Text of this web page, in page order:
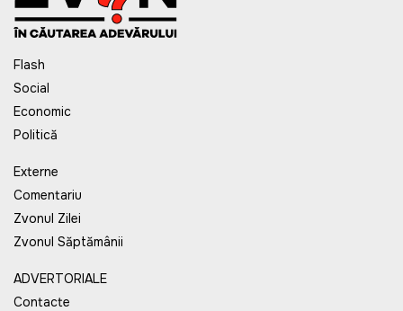
Flash
Social
Economic
Politică
Externe
Comentariu
Zvonul Zilei
Zvonul Săptămânii
ADVERTORIALE
Contacte